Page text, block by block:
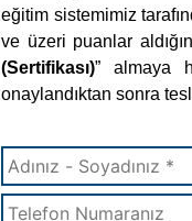
eğitim sistemimiz
ve üzeri puanlar
(Sertifikası)” almaya
onaylandıktan sonra